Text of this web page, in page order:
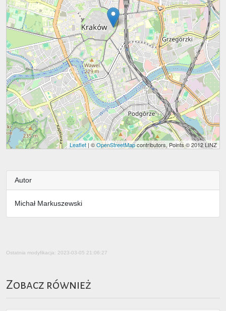
Leaflet | ©OpenStreetMapcontributors, Points © 2012 LINZ
Autor
Michał Markuszewski
Ostatnia modyfikacja: 2023-03-05 21:06:27
Zobacz również